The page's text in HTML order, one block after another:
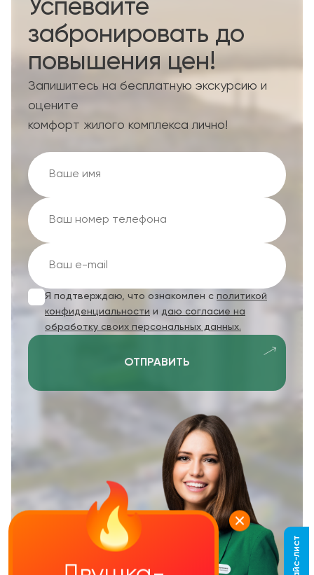
Успевайте
забронировать до
повышения цен!
Запишитесь на бесплатную экскурсию и
оцените
комфорт жилого комплекса лично!
Я подтверждаю, что ознакомлен с политикой
конфиденциальности и даю согласие на
обработку своих персональных данных.
ОТПРАВИТЬ